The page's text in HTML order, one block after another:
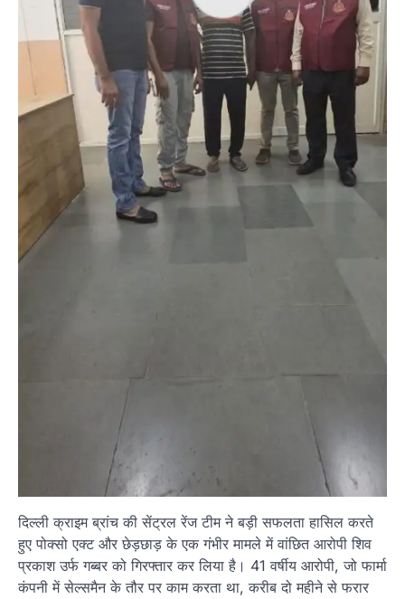
दिल्ली क्राइम ब्रांच की सेंट्रल रेंज टीम ने बड़ी सफलता हासिल करते
हुए पोक्सो एक्ट और छेड़छाड़ के एक गंभीर मामले में वांछित आरोपी शिव
प्रकाश उर्फ गब्बर को गिरफ्तार कर लिया है। 41 वर्षीय आरोपी, जो फार्मा
कंपनी में सेल्समैन के तौर पर काम करता था, करीब दो महीने से फरार